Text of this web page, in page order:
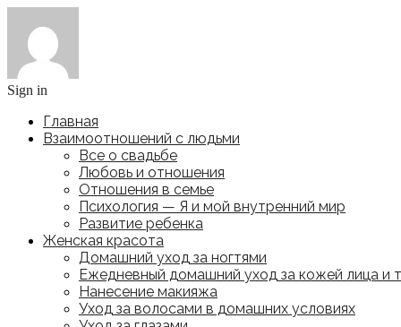
Sign in
Главная
Взаимоотношений с людьми
Все о свадьбе
Любовь и отношения
Отношения в семье
Психология — Я и мой внутренний мир
Развитие ребенка
Женская красота
Домашний уход за ногтями
Ежедневный домашний уход за кожей лица и
Нанесение макияжа
Уход за волосами в домашних условиях